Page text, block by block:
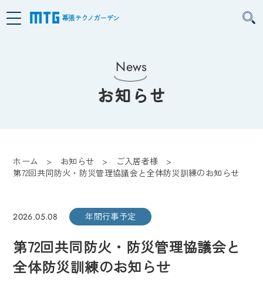
幕張テクノガーデン
News
お知らせ
ホーム お知らせ
ご入居者様
第72回共同防火・防災管理協議会と全体防災訓練のお知らせ
2026.05.08 年間行事予定
第72回共同防火・防災管理協議会と
全体防災訓練のお知らせ